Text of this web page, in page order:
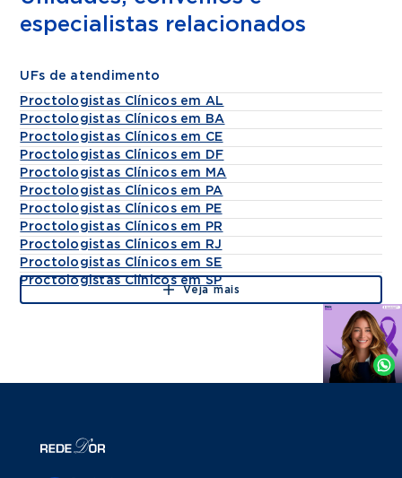
especialistas relacionados
UFs de atendimento
Proctologistas Clínicos em AL
Proctologistas Clínicos em BA
Proctologistas Clínicos em CE
Proctologistas Clínicos em DF
Proctologistas Clínicos em MA
Proctologistas Clínicos em PA
Proctologistas Clínicos em PE
Proctologistas Clínicos em PR
Proctologistas Clínicos em RJ
Proctologistas Clínicos em SE
Proctologistas Clínicos em SP
Veja mais
Agende
Whatsapp